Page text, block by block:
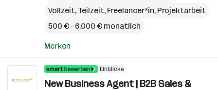
Vollzeit, Teilzeit, Freelancer*in, Projektarbeit
500 € – 6.000 € monatlich
Merken
Einblicke
New Business Agent | B2B Sales &